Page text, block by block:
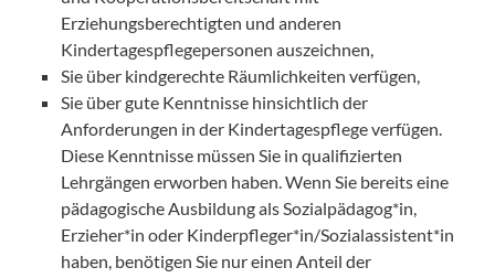
Erziehungsberechtigten und anderen
Kindertagespflegepersonen auszeichnen,
Sie über kindgerechte Räumlichkeiten verfügen,
Sie über gute Kenntnisse hinsichtlich der
Anforderungen in der Kindertagespflege verfügen.
Diese Kenntnisse müssen Sie in qualifizierten
Lehrgängen erworben haben. Wenn Sie bereits eine
pädagogische Ausbildung als Sozialpädagog*in,
Erzieher*in oder Kinderpfleger*in/Sozialassistent*in
haben, benötigen Sie nur einen Anteil der